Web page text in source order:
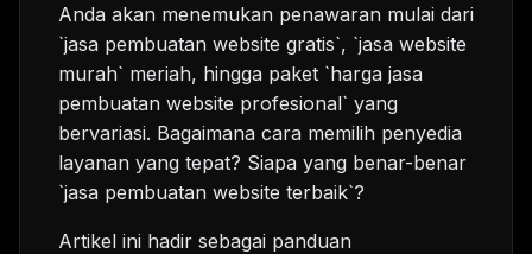
Anda akan menemukan penawaran mulai dari
`jasa pembuatan website gratis`, `jasa website
murah` meriah, hingga paket `harga jasa
pembuatan website profesional` yang
bervariasi. Bagaimana cara memilih penyedia
layanan yang tepat? Siapa yang benar-benar
`jasa pembuatan website terbaik`?
Artikel ini hadir sebagai panduan